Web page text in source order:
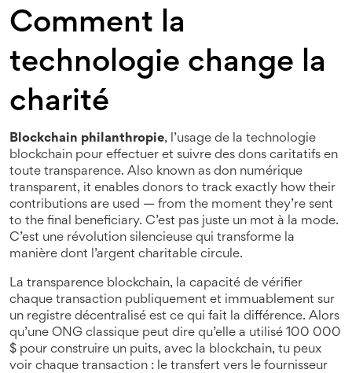
Comment la
technologie change la
charité
Blockchain philanthropie, l’usage de la technologie
blockchain pour effectuer et suivre des dons caritatifs en
toute transparence. Also known as don numérique
transparent, it enables donors to track exactly how their
contributions are used — from the moment they’re sent
to the final beneficiary. C’est pas juste un mot à la mode.
C’est une révolution silencieuse qui transforme la
manière dont l’argent charitable circule.
La transparence blockchain, la capacité de vérifier
chaque transaction publiquement et immuablement sur
un registre décentralisé est ce qui fait la différence. Alors
qu’une ONG classique peut dire qu’elle a utilisé 100 000
$ pour construire un puits, avec la blockchain, tu peux
voir chaque transaction : le transfert vers le fournisseur